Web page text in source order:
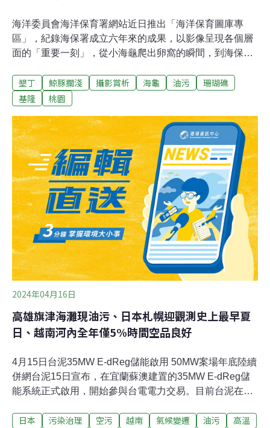
海洋委員會海洋保育署網站近日推出「海洋保育圖庫專
區」，紀錄海保署成立六年來的成果，以影像呈現各個層
面的「重要一刻」，從小海龜爬出卵窩的瞬間，到海保救
度認識海洋保育的獨特面貌。圖庫專區規劃有「海洋保護
區與教育宣導」、「海洋生物保育與在地守護」及「海洋
導」主要呈現海洋保護區的自然景觀與教育活動，有包括
基隆潮境、台江國家公園、澎湖南方四島國家公園等保護
區精彩空拍照，以及水下生態攝影，提升民眾對海洋保護
區的認識。「海洋生物保育與在地守護」則展現與在地團
體合作保育海洋生物多樣性的成果，涵蓋海龜、鯨豚、珊
瑚礁復育等，也能在此找到海保救援網的救援紀錄影像，
以及2020年台東擱淺藍鯨始末。
墾丁 鯨豚擱淺 攝影賞析 海龜 油污
珊瑚礁
基隆
桃園
2024年04月16日
高雄旗津海灘現油污、日本札幌迎觀測史上最早夏
日、越南河內全年僅5%時間空品良好
4月15日台泥35MW E-dReg儲能啟用 50MW案場年底陸續
併網台泥15日宣布，在宜蘭蘇澳建置的35MW E-dReg儲
能系統正式啟用，開始參與台電電力交易。目前台泥在E-
（2024）年底前還有50MW儲能案場將分二期陸續併網。
日本 污染治理 空污 越南 氣候變遷 油污
高溫